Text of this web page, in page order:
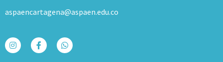
aspaencartagena@aspaen.edu.co